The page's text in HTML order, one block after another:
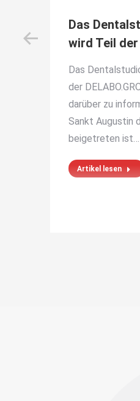
Das
wird Teil der
Das
der
darüber zu
Sankt Augustin
beigetreten ist…
Artikel lesen